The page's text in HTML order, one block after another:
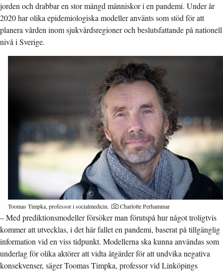
jorden och drabbar en stor mängd människor i en pandemi. Under år
2020 har olika epidemiologiska modeller använts som stöd för att
planera vården inom sjukvårdsregioner och beslutsfattande på nationell
nivå i Sverige.
Toomas Timpka, professor i socialmedicin. Charlotte Perhammar
– Med prediktionsmodeller försöker man förutspå hur något troligtvis
kommer att utvecklas, i det här fallet en pandemi, baserat på tillgänglig
information vid en viss tidpunkt. Modellerna ska kunna användas som
underlag för olika aktörer att vidta åtgärder för att undvika negativa
konsekvenser, säger Toomas Timpka, professor vid Linköpings